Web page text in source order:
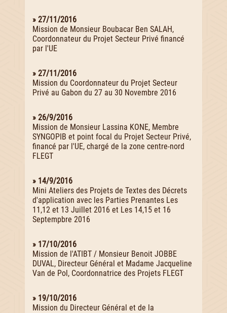
» 27/11/2016
Mission de Monsieur Boubacar Ben SALAH,
Coordonnateur du Projet Secteur Privé financé
par l'UE
» 27/11/2016
Mission du Coordonnateur du Projet Secteur
Privé au Gabon du 27 au 30 Novembre 2016
» 26/9/2016
Mission de Monsieur Lassina KONE, Membre
SYNGOPIB et point focal du Projet Secteur Privé,
financé par l'UE, chargé de la zone centre-nord
FLEGT
» 14/9/2016
Mini Ateliers des Projets de Textes des Décrets
d'application avec les Parties Prenantes Les
11,12 et 13 Juillet 2016 et Les 14,15 et 16
Septempbre 2016
» 17/10/2016
Mission de l'ATIBT / Monsieur Benoit JOBBE
DUVAL, Directeur Général et Madame Jacqueline
Van de Pol, Coordonnatrice des Projets FLEGT
» 19/10/2016
Mission du Directeur Général et de la